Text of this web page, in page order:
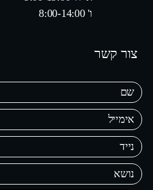
ו' 8:00-14:00
צור קשר